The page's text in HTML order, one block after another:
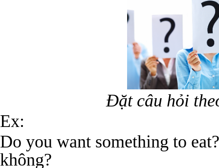
Đặt câu hỏi
Ex:
Do you want something to
không?